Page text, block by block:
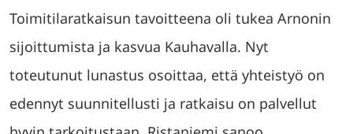
Toimitilaratkaisun tavoitteena oli tukea Arnonin
sijoittumista ja kasvua Kauhavalla. Nyt
toteutunut lunastus osoittaa, että yhteistyö on
edennyt suunnitellusti ja ratkaisu on palvellut